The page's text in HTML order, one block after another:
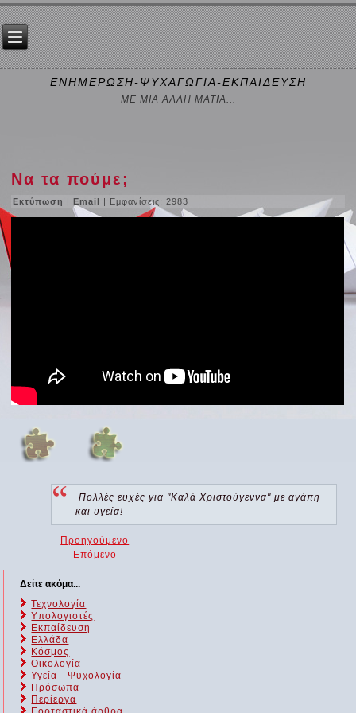
ΕΝΗΜΕΡΩΣΗ-ΨΥΧΑΓΩΓΙΑ-ΕΚΠΑΙΔΕΥΣΗ
ΜΕ ΜΙΑ ΑΛΛΗ ΜΑΤΙΑ...
Να τα πούμε;
Εκτύπωση |Email | Εμφανίσεις: 2983
Πολλές ευχές για "Καλά Χριστούγεννα" με αγάπη
και υγεία!
Προηγούμενο
Επόμενο
Δείτε ακόμα...
Τεχνολογία
Υπολογιστές
Εκπαίδευση
Ελλάδα
Κόσμος
Οικολογία
Υγεία - Ψυχολογία
Πρόσωπα
Περίεργα